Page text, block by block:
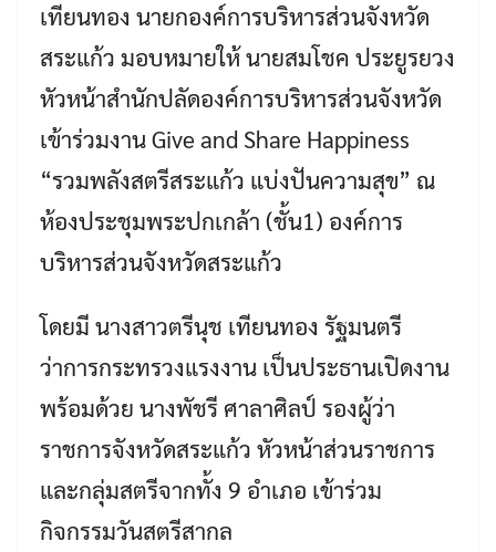
เทียนทอง นายกองค์การบริหารส่วนจังหวัด
สระแก้ว มอบหมายให้ นายสมโชค ประยูรยวง
หัวหน้าสำนักปลัดองค์การบริหารส่วนจังหวัด
เข้าร่วมงาน Give and Share Happiness
“รวมพลังสตรีสระแก้ว แบ่งปันความสุข” ณ
ห้องประชุมพระปกเกล้า (ชั้น1) องค์การ
บริหารส่วนจังหวัดสระแก้ว
โดยมี นางสาวตรีนุช เทียนทอง รัฐมนตรี
ว่าการกระทรวงแรงงาน เป็นประธานเปิดงาน
พร้อมด้วย นางพัชรี ศาลาศิลป์ รองผู้ว่า
ราชการจังหวัดสระแก้ว หัวหน้าส่วนราชการ
และกลุ่มสตรีจากทั้ง 9 อำเภอ เข้าร่วม
กิจกรรมวันสตรีสากล